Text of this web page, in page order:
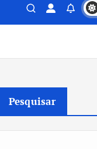
Pesquisar